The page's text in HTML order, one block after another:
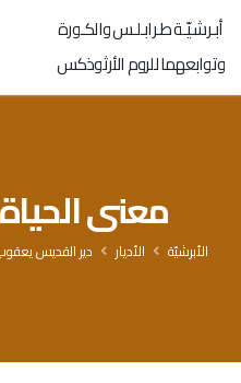
أبـرشـيّـة طـرابـلـس والكـورة
وتوابعهما للروم الأرثوذكس
معنى الحياة
الأبرشيّة الأديار دير القديس